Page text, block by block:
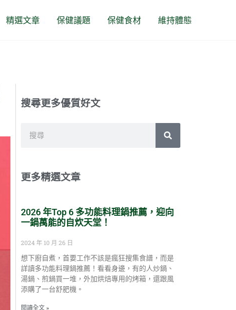
精選文章 保健議題 保健食材 維持體態
搜尋更多優質好文
更多精選文章
2026 年Top 6 多功能料理鍋推薦，迎向
一鍋萬能的自炊天堂！
2024 年 10 月 26 日
想下廚自煮，首要工作不該是瘋狂搜集食譜，而是
詳讀多功能料理鍋推薦！看看身邊，有的人炒鍋、
湯鍋、煎鍋買一堆，外加烘焙專用的烤箱，還跟風
添購了一台舒肥機。
閱讀全文 »